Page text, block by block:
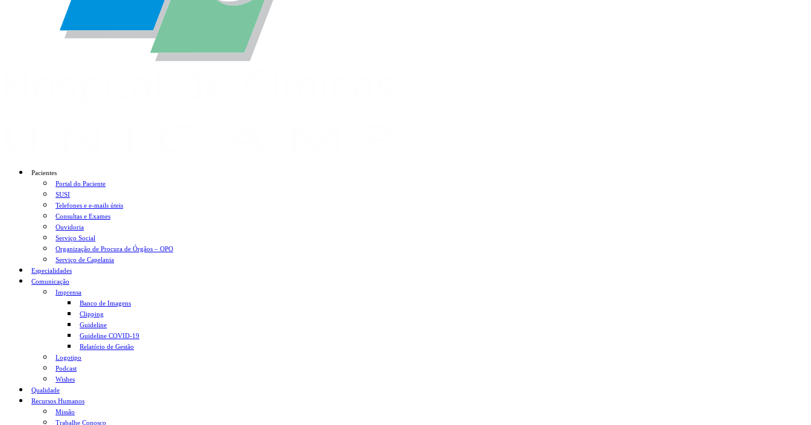
Pacientes
Portal do Paciente
SUSI
Telefones e e-mails úteis
Consultas e Exames
Ouvidoria
Serviço Social
Organização de Procura de Órgãos – OPO
Serviço de Capelania
Especialidades
Comunicação
Imprensa
Banco de Imagens
Clipping
Guideline
Guideline COVID-19
Relatório de Gestão
Logotipo
Podcast
Wishes
Qualidade
Recursos Humanos
Missão
Trabalhe Conosco